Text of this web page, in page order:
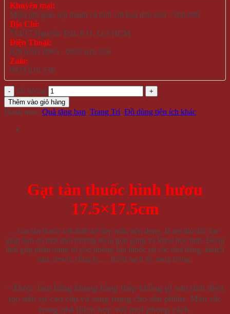
Khuyến mại:
Miễn phí giao nội thành và tỉnh với hoá đơn trên >500.000
Địa Chỉ:
714/17 Nguyễn Trãi, P.11, Q.5 HCM
Điện Thoại:
028 6261 0065 - 0935 616 536
Zalo:
0935 616 536
Số lượng
Thêm vào giỏ hàng
Danh mục: Quà tặng bạn, Trang Trí, Đồ dùng tiện ích khác
Gạt tàn thuốc hình hươu
17.5×17.5cm
– Gạt tàn thuốc với thiết kế đẹp mắt, tiện dụng, là trợ thủ đắc lực
giúp bạn có một môi trường sống gọn gàng và khoa học hơn. Đồng
thời góp phần trang trí cho phòng hút thuốc tại các nhà hàng, khách
sạn, resort, công ty,… thêm sạch sẽ, sang trọng.
– Được làm bằng khung bằng thép không gỉ sơn tĩnh điện
tạo nên sự cao cấp và sang trọng cho sản phẩm. Màu sắc
trang nhã thích hợp với mọi phong cách.